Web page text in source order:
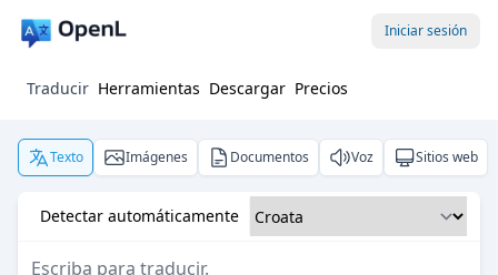
Iniciar sesión
Traducir Herramientas Descargar Precios
Texto Imágenes Documentos Voz Sitios web
Detectar automáticamente